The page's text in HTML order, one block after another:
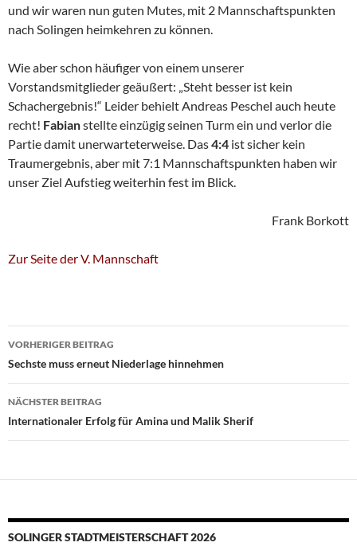
und wir waren nun guten Mutes, mit 2 Mannschaftspunkten
nach Solingen heimkehren zu können.
Wie aber schon häufiger von einem unserer
Vorstandsmitglieder geäußert: „Steht besser ist kein
Schachergebnis!“ Leider behielt Andreas Peschel auch heute
recht! Fabianstellte einzügig seinen Turm ein und verlor die
Partie damit unerwarteterweise. Das4:4 ist sicher kein
Traumergebnis, aber mit 7:1 Mannschaftspunkten haben wir
unser Ziel Aufstieg weiterhin fest im Blick.
Frank Borkott
Zur Seite der V. Mannschaft
Beitragsnavigation
VORHERIGER BEITRAG
Sechste muss erneut Niederlage hinnehmen
NÄCHSTER BEITRAG
Internationaler Erfolg für Amina und Malik Sherif
SOLINGER STADTMEISTERSCHAFT 2026